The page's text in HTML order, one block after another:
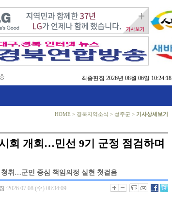
다'
최종편집 2026년 08월 06일 10:24:18
HOME > 경북지역소식 > 성주군 > 기사상세보기
회 개회…민선 9기 군정 점검하며
취…군민 중심 책임의정 실현 첫걸음
:2026.07.08 (수) 08:34:09